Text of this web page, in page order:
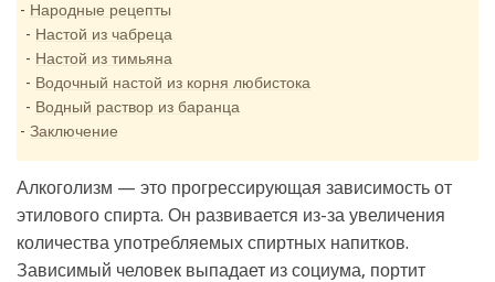
Народные рецепты
Настой из чабреца
Настой из тимьяна
Водочный настой из корня любистока
Водный раствор из баранца
Заключение
Алкоголизм — это прогрессирующая зависимость от
этилового спирта. Он развивается из-за увеличения
количества употребляемых спиртных напитков.
Зависимый человек выпадает из социума, портит